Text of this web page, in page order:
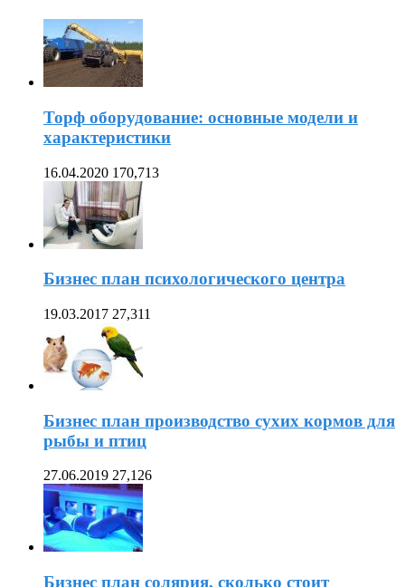
Торф оборудование: основные модели и
характеристики
16.04.2020 170,713
Бизнес план психологического центра
19.03.2017 27,311
Бизнес план производство сухих кормов для
рыбы и птиц
27.06.2019 27,126
Бизнес план солярия, сколько стоит